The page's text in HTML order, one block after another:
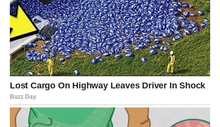
Suština promene:stabilnost se gradi hrabrošću, ne
trpljenjem.
BLIZANCI – ISTINA KOJA
MENJA TOK
Blizanci su pred periodom u kome jedna informacija,
razgovor ili susret može promeniti sve. Bliska budućnost